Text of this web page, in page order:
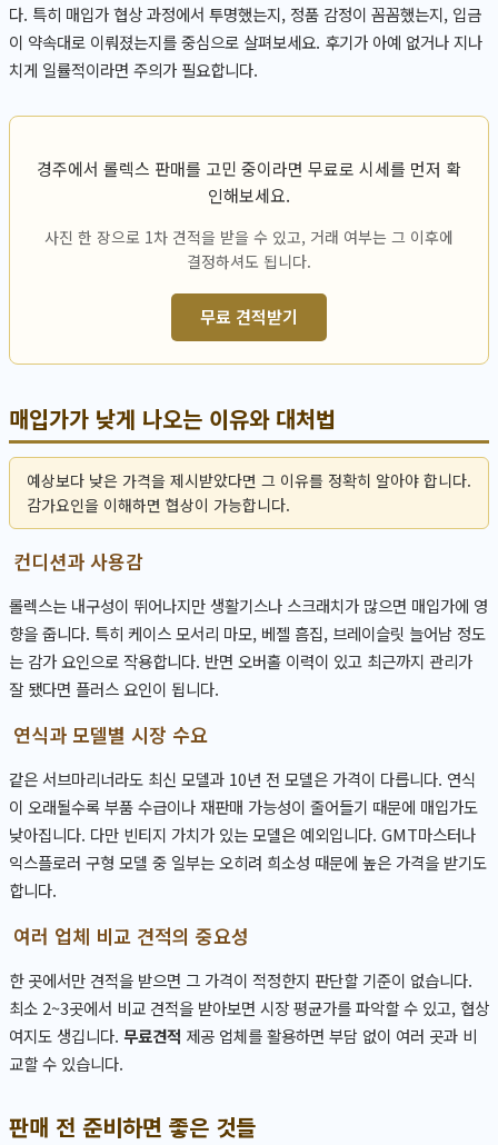
다. 특히 매입가 협상 과정에서 투명했는지, 정품 감정이 꼼꼼했는지, 입금
이 약속대로 이뤄졌는지를 중심으로 살펴보세요. 후기가 아예 없거나 지나
치게 일률적이라면 주의가 필요합니다.
경주에서 롤렉스 판매를 고민 중이라면 무료로 시세를 먼저 확
인해보세요.
사진 한 장으로 1차 견적을 받을 수 있고, 거래 여부는 그 이후에
결정하셔도 됩니다.
무료 견적받기
매입가가 낮게 나오는 이유와 대처법
예상보다 낮은 가격을 제시받았다면 그 이유를 정확히 알아야 합니다.
감가요인을 이해하면 협상이 가능합니다.
컨디션과 사용감
롤렉스는 내구성이 뛰어나지만 생활기스나 스크래치가 많으면 매입가에 영
향을 줍니다. 특히 케이스 모서리 마모, 베젤 흠집, 브레이슬릿 늘어남 정도
는 감가 요인으로 작용합니다. 반면 오버홀 이력이 있고 최근까지 관리가
잘 됐다면 플러스 요인이 됩니다.
연식과 모델별 시장 수요
같은 서브마리너라도 최신 모델과 10년 전 모델은 가격이 다릅니다. 연식
이 오래될수록 부품 수급이나 재판매 가능성이 줄어들기 때문에 매입가도
낮아집니다. 다만 빈티지 가치가 있는 모델은 예외입니다. GMT마스터나
익스플로러 구형 모델 중 일부는 오히려 희소성 때문에 높은 가격을 받기도
합니다.
여러 업체 비교 견적의 중요성
한 곳에서만 견적을 받으면 그 가격이 적정한지 판단할 기준이 없습니다.
최소 2~3곳에서 비교 견적을 받아보면 시장 평균가를 파악할 수 있고, 협상
여지도 생깁니다. 무료견적 제공 업체를 활용하면 부담 없이 여러 곳과 비
교할 수 있습니다.
판매 전 준비하면 좋은 것들